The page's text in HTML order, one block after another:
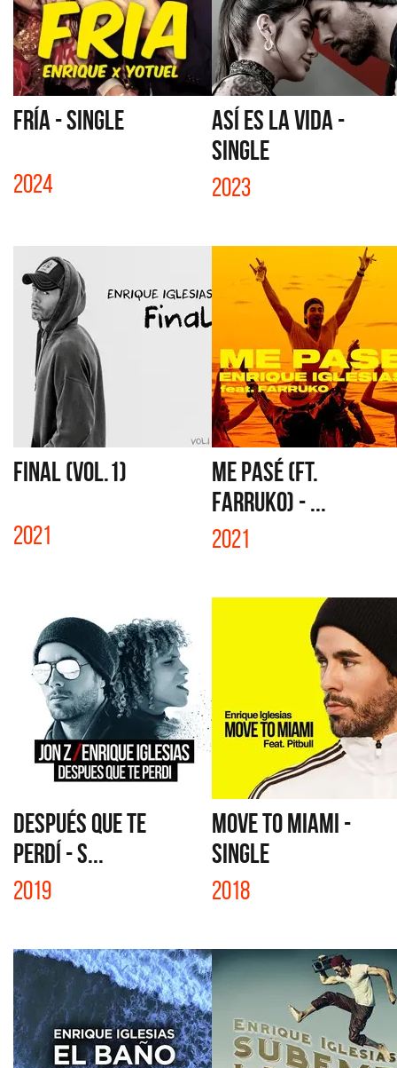
FRÍA - SINGLE
2024
ASÍ ES LA VIDA -
SINGLE
2023
FINAL (VOL.1)
2021
ME PASÉ (FT.
FARRUKO) - ...
2021
DESPUÉS QUE TE
PERDÍ - S...
2019
MOVE TO MIAMI -
SINGLE
2018